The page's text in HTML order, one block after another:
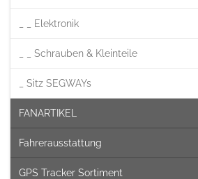
_ _ Elektronik
_ _ Schrauben & Kleinteile
_ Sitz SEGWAYs
FANARTIKEL
Fahrerausstattung
GPS Tracker Sortiment